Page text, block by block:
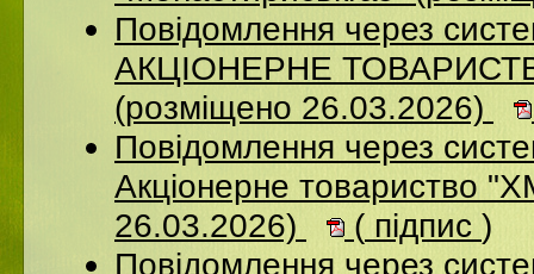
Повідомлення через
АКЦІОНЕРНЕ
(розміщено 26.03.2026)
Повідомлення через
Акціонерне
26.03.2026)
( підпис )
Повідомлення через